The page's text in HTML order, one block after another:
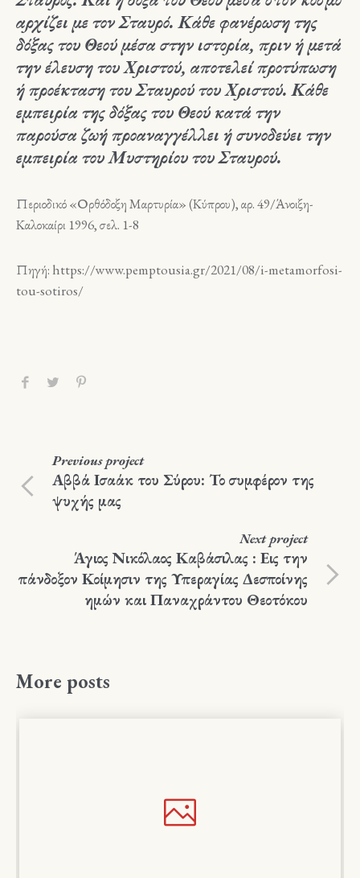
αρχίζει με τον Σταυρό. Κάθε φανέρωση της
δόξας του Θεού μέσα στην ιστορία, πριν ή μετά
την έλευση του Χριστού, αποτελεί προτύπωση
ή προέκταση του Σταυρού του Χριστού. Κάθε
εμπειρία της δόξας του Θεού κατά την
παρούσα ζωή προαναγγέλλει ή συνοδεύει την
εμπειρία του Μυστηρίου του Σταυρού.
Περιοδικό «Ορθόδοξη Μαρτυρία» (Κύπρου), αρ. 49/Άνοιξη-
Καλοκαίρι 1996, σελ. 1-8
Πηγή: https://www.pemptousia.gr/2021/08/i-metamorfosi-
tou-sotiros/
Previousproject
Αββά Ισαάκ του Σύρου: Το συμφέρον της
ψυχής μας
Nextproject
Άγιος Νικόλαος Καβάσιλας : Εις την
πάνδοξον Κοίμησιν της Υπεραγίας Δεσποίνης
ημών και Παναχράντου Θεοτόκου
More posts